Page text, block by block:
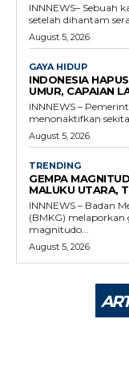
INNNEWS– Sebuah
setelah dihantam
August 5, 2026
GAYA HIDUP
INDONESIA
UMUR, CAPAIAN
INNNEWS –
menonaktifkan
August 5, 2026
TRENDING
GEMPA
MALUKU UTARA,
INNNEWS – Badan
(BMKG)
magnitudo...
August 5, 2026